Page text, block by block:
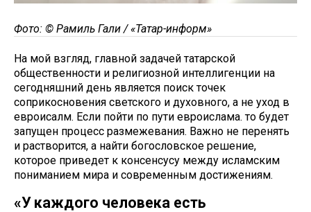
Фото: © Рамиль Гали / «Татар-информ»
На мой взгляд, главной задачей татарской
общественности и религиозной интеллигенции на
сегодняшний день является поиск точек
соприкосновения светского и духовного, а не уход в
евроисалм. Если пойти по пути евроислама. то будет
запущен процесс размежевания. Важно не перенять
и растворится, а найти богословское решение,
которое приведет к консенсусу между исламским
пониманием мира и современным достижениям.
«У каждого человека есть